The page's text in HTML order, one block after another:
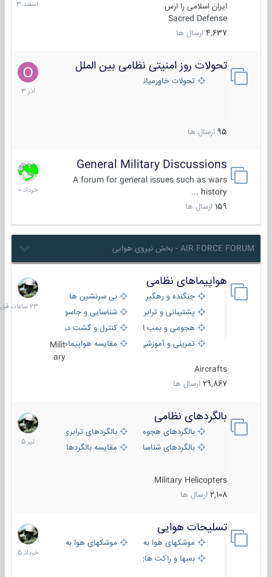
ایران اسلامی را ارس
Sacred Defense
4,637 ارسال ها
1403
تحولات روز امنیتی نظامی بین الملل
تحولات خاورمیانه
95 ارسال ها
21
آذر
1403
General Military Discussions
A forum for general issues such as wars
history ...
159 ارسال ها
10
خرداد
1400
AIR FORCE FORUM - بخش نیروی هوایی
هواپیماهای نظامی
جنگنده و رهگیر
بی سرنشین ها
پشتیبانی و ترابری
شناسایی و جاسوسی
هجومی و بمب افکن
کنترل و گشت دریایی
تمرینی و آموزشی
مقایسه هواپیماهاMilit
ary
Aircrafts
29,867 ارسال ها
23
ساعات
قبل
بالگردهای نظامی
بالگردهای هجومی
بالگردهای ترابری
بالگردهای شناسایی
مقایسه بالگردها
Military Helicopters
2,108 ارسال ها
22
تیر
1405
تسلیحات هوایی
موشکهای هوا به هوا
موشکهای هوا به سطح
بمبها و راکت های هوایی
30
خرداد
1405